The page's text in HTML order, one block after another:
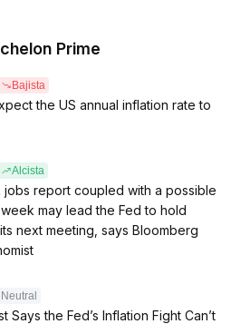
Prime
Bajista
the US annual inflation rate to
Alcista
jobs report coupled with a possible
may lead the Fed to hold
next meeting, says Bloomberg
Neutral
Says the Fed’s Inflation Fight Can’t